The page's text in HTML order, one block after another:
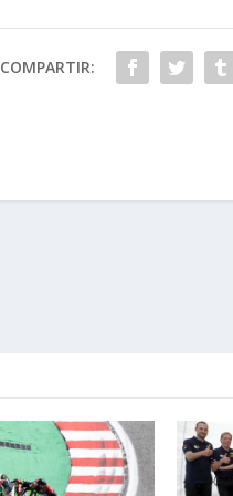
COMPARTIR: